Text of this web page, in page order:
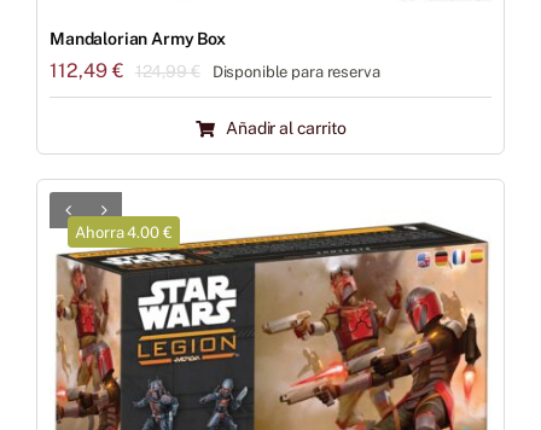
Mandalorian Army Box
124,99€El
original
era:
112,49€
El
actual
es:
Disponible para reserva
Añadir al carrito
Ahorra 4.00 €